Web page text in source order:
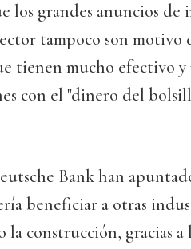
los grandes anuncios de
tampoco son motivo
tienen mucho efectivo y
con el "dinero del
Bank han
beneficiar a otras
la construcción, gracias a